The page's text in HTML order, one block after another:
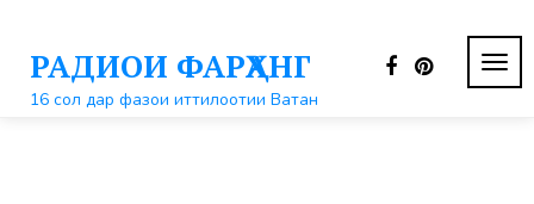
контентуРАДИОИ ФАРҲАНГ
16 сол дар фазои иттилоотии Ватан